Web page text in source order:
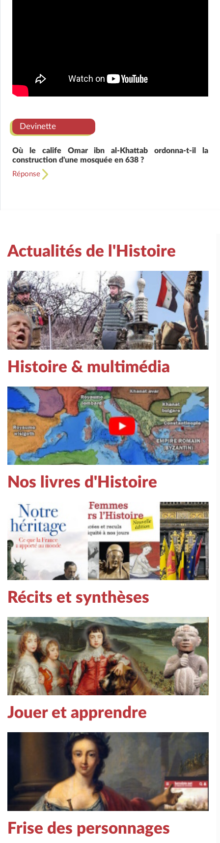
Devinette
Où le calife Omar ibn al-Khattab ordonna-t-il la
construction d'une mosquée en 638 ?
Réponse
Actualités de l'Histoire
Histoire & multimédia
Nos livres d'Histoire
Récits et synthèses
Jouer et apprendre
Frise des personnages